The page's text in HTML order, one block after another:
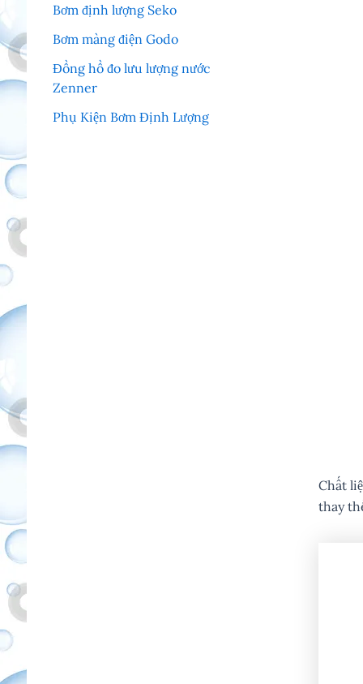
Bơm định lượng Seko
Bơm màng điện Godo
Đồng hồ đo lưu lượng nước
Zenner
Phụ Kiện Bơm Định Lượng
Chất
thay